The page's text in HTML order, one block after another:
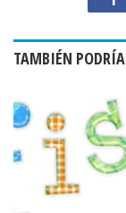
TAMBIÉN